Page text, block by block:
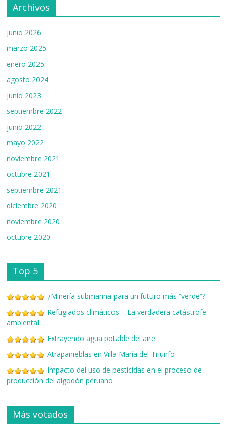
el
Archivos
junio 2026
marzo 2025
enero 2025
agosto 2024
junio 2023
septiembre 2022
junio 2022
mayo 2022
noviembre 2021
octubre 2021
septiembre 2021
diciembre 2020
noviembre 2020
octubre 2020
Top 5
¿Minería submarina para un futuro más “verde”?
Refugiados climáticos – La verdadera catástrofe
ambiental
Extrayendo agua potable del aire
Atrapanieblas en Villa María del Triunfo
Impacto del uso de pesticidas en el proceso de
producción del algodón peruano
Más votados